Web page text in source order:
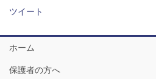
ツイート
ホーム
保護者の方へ